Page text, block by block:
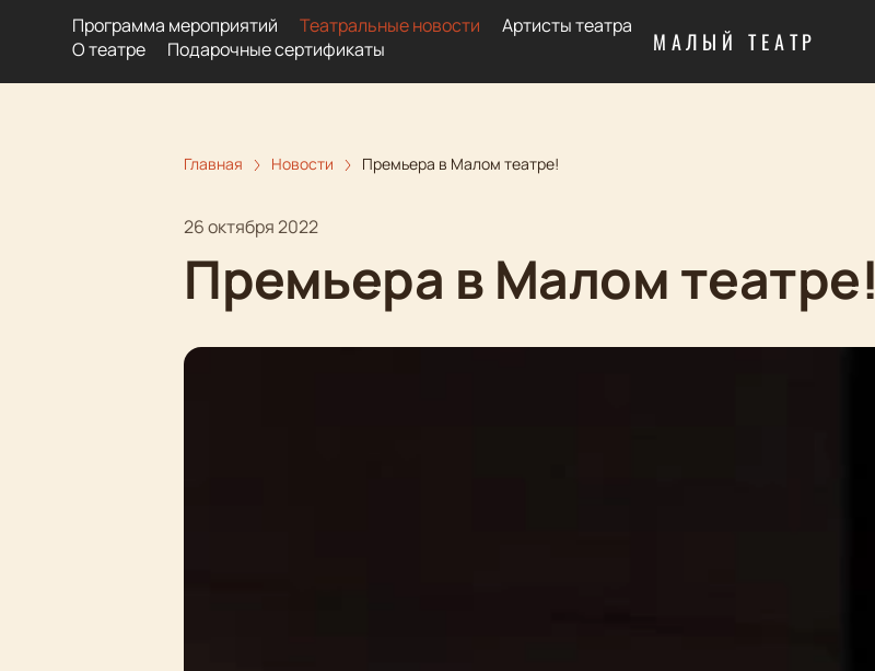
МАЛЫЙ ТЕАТР
Программа мероприятий Театральные новости
Артисты театра
О театре
Подарочные сертификаты
Главная Новости Премьера в Малом театре!
26 октября 2022
Премьера в Малом театре!